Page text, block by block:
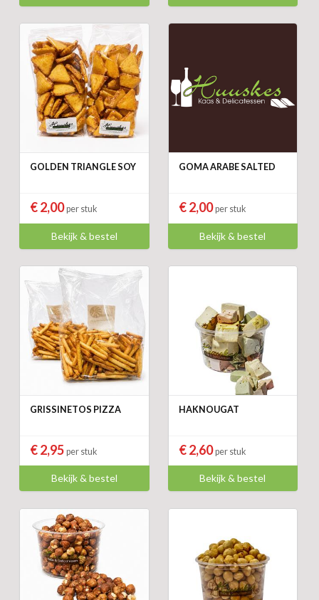
GOLDEN TRIANGLE SOY
€ 2,00per stuk
Bekijk & bestel
GOMA ARABE SALTED
€ 2,00per stuk
Bekijk & bestel
GRISSINETOS PIZZA
€ 2,95 per stuk
Bekijk & bestel
HAKNOUGAT
€ 2,60per stuk
Bekijk & bestel